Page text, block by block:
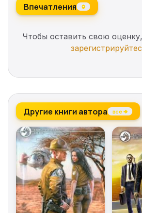
Впечатления 0
Чтобы оставить свою оценку,
Другие книги автора все →